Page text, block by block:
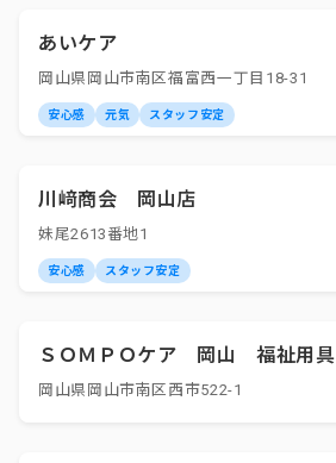
あいケア
岡山県岡山市南区福富西一丁目18-31
安心感 元気 スタッフ安定
川﨑商会 岡山店
妹尾2613番地1
安心感 スタッフ安定
ＳＯＭＰＯケア 岡山 福祉用具
岡山県岡山市南区西市522-1